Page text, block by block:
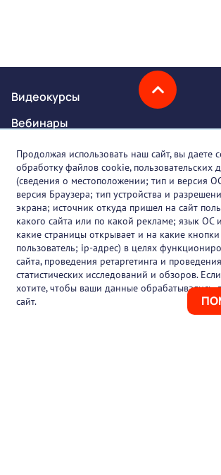
Видеокурсы
Вебинары
Онлайн-события
Партнеры
О проекте
Вакансии
Блог
Контакты
Продолжая использовать наш сайт, вы даете
обработку файлов cookie, пользовательских
(сведения о местоположении; тип и версия
версия Браузера; тип устройства и
экрана; источник откуда пришел на сайт
какого сайта или по какой рекламе; язык ОС
какие страницы открывает и на какие
пользователь; ip-адрес) в целях
сайта, проведения ретаргетинга и проведения
статистических исследований и обзоров.
хотите, чтобы ваши данные обрабатывались,
сайт.